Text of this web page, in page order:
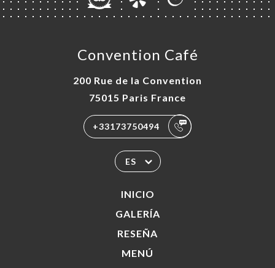
Convention Café
200 Rue de la Convention
75015 Paris France
+33173750494
ES
INICIO
GALERÍA
RESEÑA
MENÚ